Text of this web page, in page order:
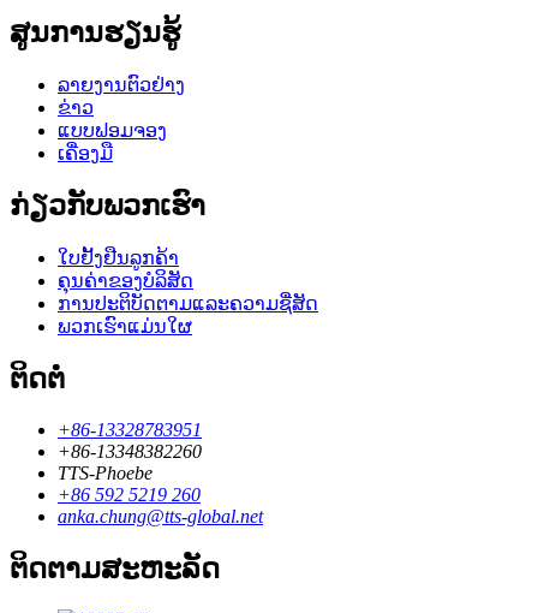
ສູນການຮຽນຮູ້
ລາຍງານຕົວຢ່າງ
ຂ່າວ
ແບບຟອມຈອງ
ເຄື່ອງມື
ກ່ຽວກັບພວກເຮົາ
ໃບຢັ້ງຢືນລູກຄ້າ
ຄຸນຄ່າຂອງບໍລິສັດ
ການປະຕິບັດຕາມແລະຄວາມຊື່ສັດ
ພວກເຮົາແມ່ນໃຜ
ຕິດຕໍ່
+86-13328783951
+86-13348382260
TTS-Phoebe
+86 592 5219 260
anka.chung@tts-global.net
ຕິດຕາມສະຫະລັດ